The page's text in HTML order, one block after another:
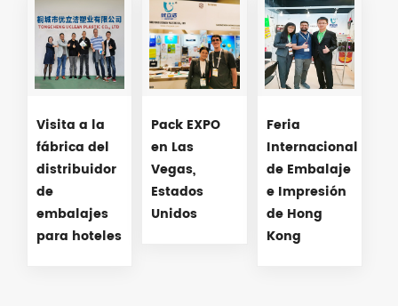
Visita a la
fábrica del
distribuidor
de
embalajes
para hoteles
Pack EXPO
en Las
Vegas,
Estados
Unidos
Feria
Internacional
de Embalaje
e Impresión
de Hong
Kong